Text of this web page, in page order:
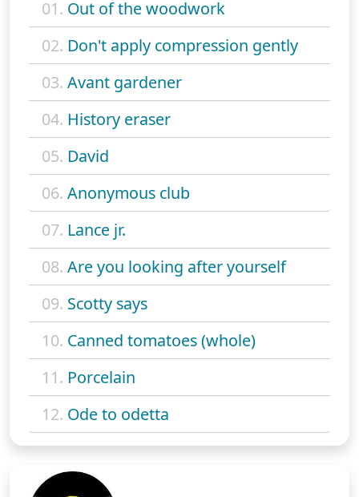
01. Out of the woodwork
02. Don't apply compression gently
03. Avant gardener
04. History eraser
05. David
06. Anonymous club
07. Lance jr.
08. Are you looking after yourself
09. Scotty says
10. Canned tomatoes (whole)
11. Porcelain
12. Ode to odetta